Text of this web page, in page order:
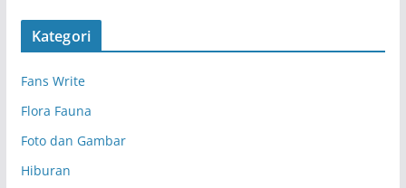
s
Kategori
Fans Write
Flora Fauna
Foto dan Gambar
Hiburan